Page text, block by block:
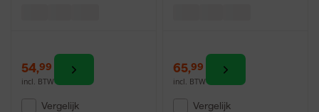
54,99
incl. BTW
Vergelijk
65,99
incl. BTW
Vergelijk